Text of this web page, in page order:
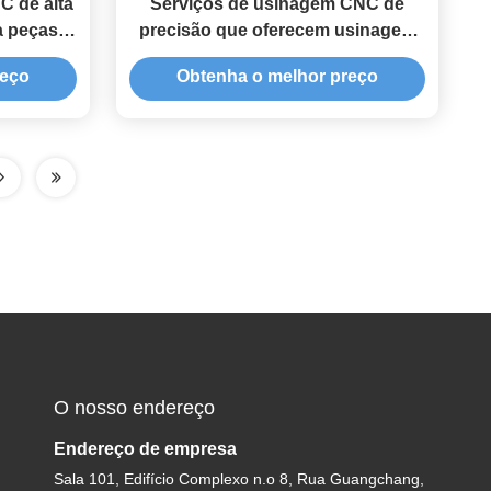
de alta
peças
Serviços de usinagem CNC de
precisão que oferecem usinagem
CNC de 5 eixos com tolerância de
±0,01 mm e prototipagem rápida
Obtenha o melhor preço
O nosso endereço
Endereço de empresa
Sala 101, Edifício Complexo n.o 8, Rua Guangchang,